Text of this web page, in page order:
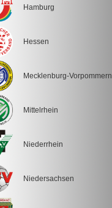
Hamburg
Hessen
Mecklenburg-Vorpommern
Mittelrhein
Niederrhein
Niedersachsen